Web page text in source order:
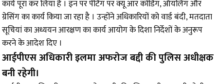
कार्य पूरा कर लिया है । इन पर पेंटिंग पर क्यू आर कोडिंग, ऑयलिंग और
ग्रेसिंग का कार्य किया जा रहा है । उन्होंने अधिकारियों को वार्ड बंदी, मतदाता
सूचियां का अध्ययन आरक्षण का कार्य आयोग के दिशा निर्देशों के अनुरूप
करने के आदेश दिए ।
आईपीएस अधिकारी इलमा अफरोज बद्दी की पुलिस अधीक्षक
बनी रहेगी।